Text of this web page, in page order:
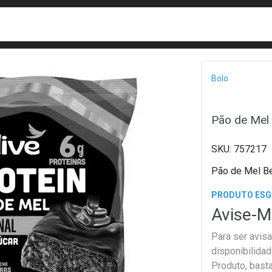
Bolo
Pão de
757217
Pão de Mel
PRODUTO
Avise-
Para ser
Produto,